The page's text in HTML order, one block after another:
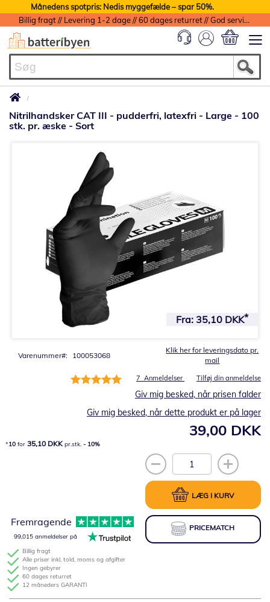
Månedens spotpris: Nedis myggefælde – spar 50%.
Billig fragt // Levering 1-2 dage // 60 dages returret // God service med garanti
Nitrilhandsker CAT III - pudderfri, latexfri - Large - 100
stk. pr. æske - Sort
Klik her for leveringsdato pr.
mail
Varenummer 100053068
Bedømmelse:
7 Anmeldelser Tilføj din anmeldelse
39,00 DKK
Giv mig besked, når prisen falder
Giv mig besked, når dette produkt er på lager
LÆG I KURV
PRICEMATCH
10 for35,10 DKK pr.stk.- 10%
Billig fragt
Alle priser inkl. told, moms og afgifter
Ingen gebyrer
60 dages returret
12 måneders GARANTI
Fremragende
99,015 anmeldelser på
Fra: 35,10 DKK